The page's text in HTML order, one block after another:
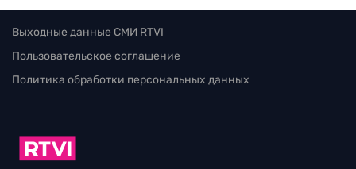
Выходные данные СМИ RTVI
Пользовательское соглашение
Политика обработки персональных данных